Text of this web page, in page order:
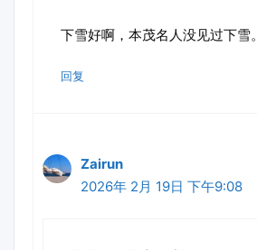
下雪好啊，本茂名人没见过下雪。
回复
Zairun
2026年 2月 19日 下午9:08